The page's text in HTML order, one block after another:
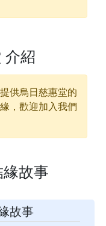
介紹
供烏日慈惠堂的
，歡迎加入我們
故事
故事